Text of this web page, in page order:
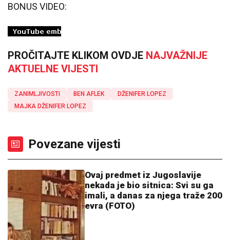
BONUS VIDEO:
PROČITAJTE KLIKOM OVDJE NAJVAŽNIJE
AKTUELNE VIJESTI
ZANIMLJIVOSTI BEN AFLEK
DŽENIFER LOPEZ
MAJKA DŽENIFER LOPEZ
Povezane vijesti
Ovaj predmet iz Jugoslavije
nekada je bio sitnica: Svi su ga
imali, a danas za njega traže 200
evra (FOTO)